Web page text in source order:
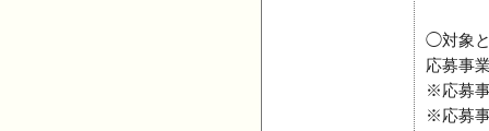
◯対象
応募事
※応募
※応募